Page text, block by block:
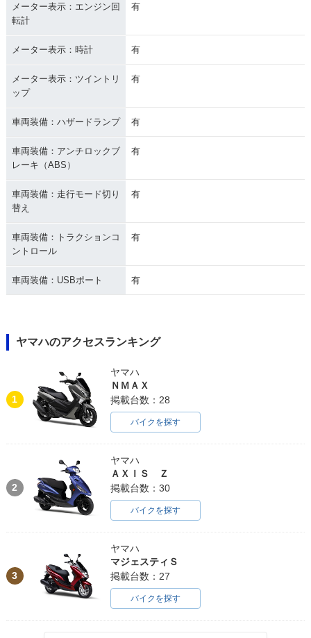
メーター表示：エンジン回
転計
有
メーター表示：時計 有
メーター表示：ツイントリ
ップ
有
車両装備：ハザードランプ 有
車両装備：アンチロックブ
レーキ（ABS）
有
車両装備：走行モード切り
替え
有
車両装備：トラクションコ
ントロール
有
車両装備：USBポート 有
ヤマハのアクセスランキング
1
ヤマハ
ＮＭＡＸ
掲載台数：28
バイクを探す
2
ヤマハ
ＡＸＩＳ Ｚ
掲載台数：30
バイクを探す
3
ヤマハ
マジェスティＳ
掲載台数：27
バイクを探す